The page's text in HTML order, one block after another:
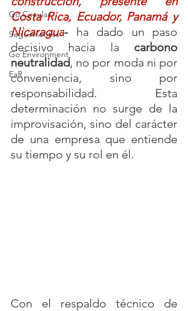
Go Circular
Seguimientos
Go Environment
EaR
Costa Rica, Ecuador, Panamá y
Nicaragua-
ha dado un paso
decisivo hacia la carbono
neutralidad, no por moda ni por
conveniencia, sino por
responsabilidad. Esta
determinación no surge de la
improvisación, sino del carácter
de una empresa que entiende
su tiempo y su rol en él.